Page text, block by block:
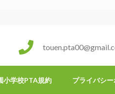
小学校PTA規約 プライバシ